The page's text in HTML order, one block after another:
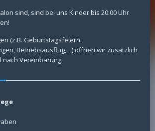
sind, sind bei uns Kinder bis 20:00 Uhr
(z.B. Geburtstagsfeiern,
Betriebsausflug,…) öffnen wir zusätzlich
nach Vereinbarung.